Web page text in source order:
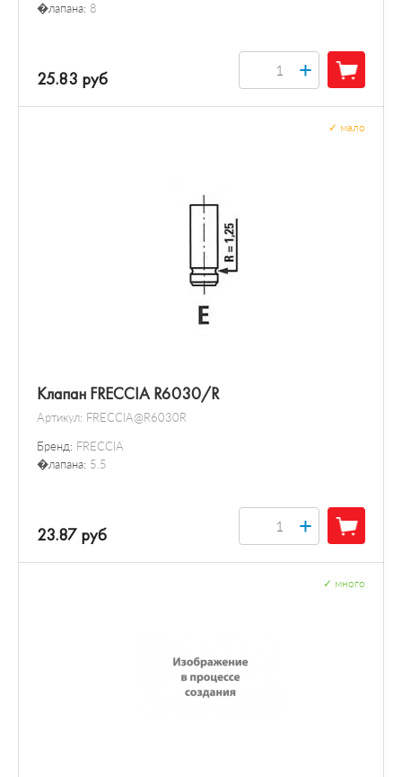
�лапана: 8
25.83 руб +
Клапан FRECCIA R6030/R
Артикул: FRECCIA@R6030R
Бренд: FRECCIA
�лапана: 5.5
мало
23.87 руб +
много